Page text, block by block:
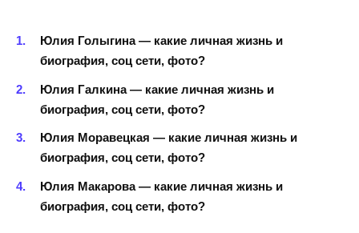
Юлия Голыгина — какие личная жизнь и
биография, соц сети, фото?
Юлия Галкина — какие личная жизнь и
биография, соц сети, фото?
Юлия Моравецкая — какие личная жизнь и
биография, соц сети, фото?
Юлия Макарова — какие личная жизнь и
биография, соц сети, фото?